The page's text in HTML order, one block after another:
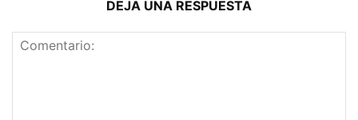
DEJA UNA RESPUESTA